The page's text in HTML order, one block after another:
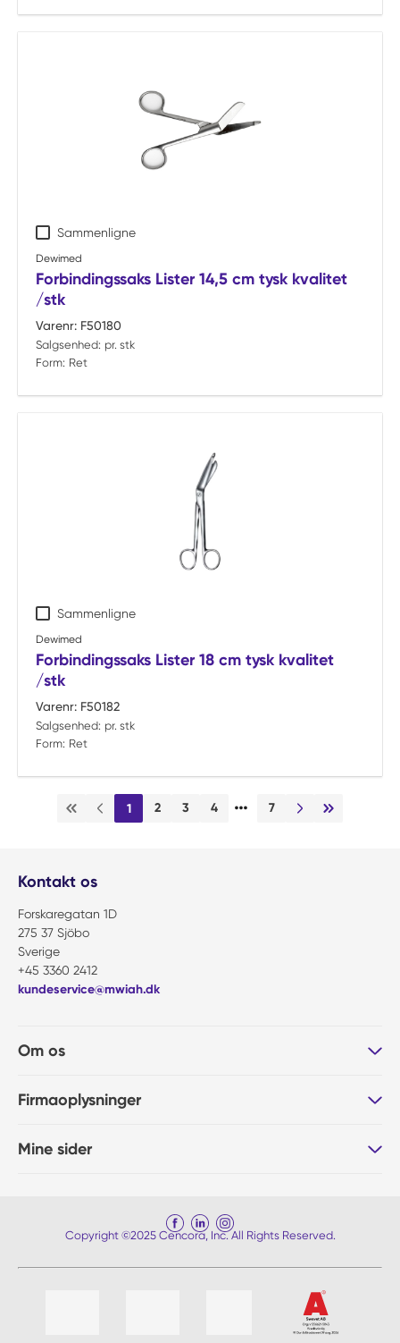
Sammenligne
Dewimed
Forbindingssaks Lister 14,5 cm tysk kvalitet
/stk
Varenr: F50180
Salgsenhed: pr. stk
Form: Ret
Sammenligne
Dewimed
Forbindingssaks Lister 18 cm tysk kvalitet
/stk
Varenr: F50182
Salgsenhed: pr. stk
Form: Ret
Første sideForrige side
1 2 3 4 … 7
Næste sideSidste side
Kontakt os
Forskaregatan 1D
275 37 Sjöbo
Sverige
+45 3360 2412
kundeservice@mwiah.dk
Om os
Firmaoplysninger
Mine sider
Copyright ©2025 Cencora, Inc. All Rights Reserved.